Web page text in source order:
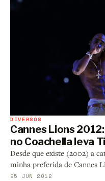
DIVERSOS
Cannes Lions
no Coachella leva
Desde que existe (2002) a
minha preferida de Cannes
25 JUN 2012